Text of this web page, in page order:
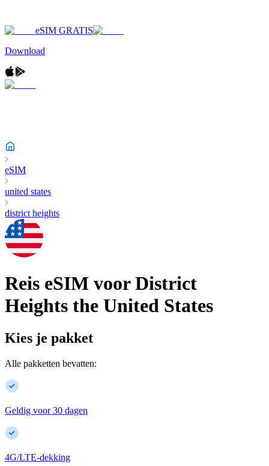
eSIM GRATIS
Download
eSIM
united states
district heights
Reis eSIM voor District
Heights the United States
Kies je pakket
Alle pakketten bevatten:
Geldig voor 30 dagen
4G/LTE-dekking